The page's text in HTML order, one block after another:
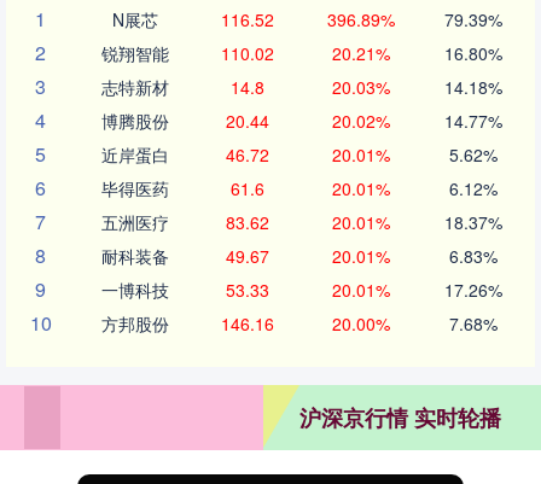
1
N展芯 116.52 396.89% 79.39%
2 锐翔智能 110.02 20.21% 16.80%
3 志特新材 14.8 20.03% 14.18%
4 博腾股份 20.44 20.02% 14.77%
5 近岸蛋白 46.72 20.01% 5.62%
6 毕得医药 61.6 20.01% 6.12%
7 五洲医疗 83.62 20.01% 18.37%
8 耐科装备 49.67 20.01% 6.83%
9 一博科技 53.33 20.01% 17.26%
10 方邦股份 146.16 20.00% 7.68%
沪深京行情 实时轮播